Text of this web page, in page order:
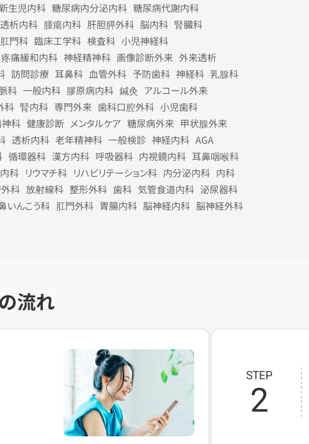
生児内科 糖尿病内分泌内科 糖尿病代謝内科
析内科 腫瘍内科 肝胆膵外科 脳内科 腎臓科
門科 臨床工学科 検査科 小児神経科
疼痛緩和内科 神経精神科 画像診断外来 外来透析
訪問診療 耳鼻科 血管外科 予防歯科 神経科 乳腺科
科 一般内科 膠原病内科 鍼灸 アルコール外来
科 腎内科 専門外来 歯科口腔外科 小児歯科
神科 健康診断 メンタルケア 糖尿病外来 甲状腺外来
透析内科 老年精神科 一般検診 神経内科 AGA
循環器科 漢方内科 呼吸器科 内視鏡内科 耳鼻咽喉科
科 リウマチ科 リハビリテーション科 内分泌内科 内科
科 放射線科 整形外科 歯科 気管食道内科 泌尿器科
いんこう科 肛門外科 胃腸内科 脳神経内科 脳神経外科
流れ
STEP
2